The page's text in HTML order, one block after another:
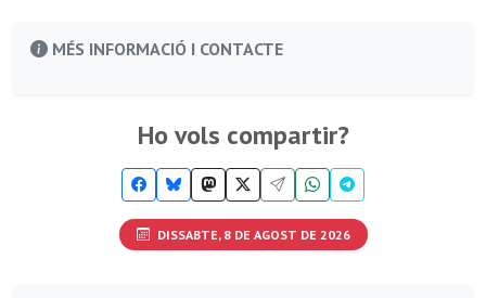
MÉS INFORMACIÓ I CONTACTE
Ho vols compartir?
DISSABTE, 8 DE AGOST DE 2026